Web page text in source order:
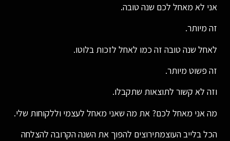
אני לא מאחל לכם שנה טובה.
זה מיותר.
לאחל שנה טובה זה כמו לאחל לזכות בלוטו.
זה פשוט מיותר.
וזה לא קשור לתוצאות שתקבלו.
מה אני מאחל לכם? את מה שאני מאחל לעצמי וללקוחות שלי.
הכל בלייב העוצמתירוצים להפוך את השנה הקרובה להצלחה